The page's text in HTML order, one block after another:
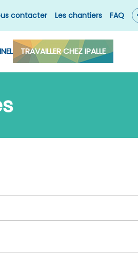
contacter Les chantiers FAQ
TRAVAILLER CHEZ IPALLE